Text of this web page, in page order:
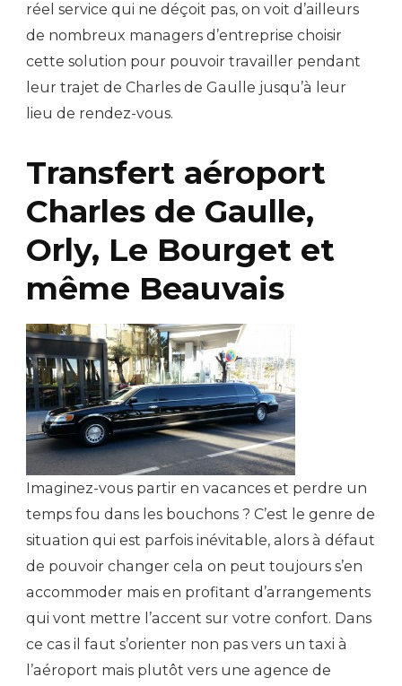
réel service qui ne déçoit pas, on voit d’ailleurs
de nombreux managers d’entreprise choisir
cette solution pour pouvoir travailler pendant
leur trajet de Charles de Gaulle jusqu’à leur
lieu de rendez-vous.
Transfert aéroport
Charles de Gaulle,
Orly, Le Bourget et
même Beauvais
Imaginez-vous partir en vacances et perdre un
temps fou dans les bouchons ? C’est le genre de
situation qui est parfois inévitable, alors à défaut
de pouvoir changer cela on peut toujours s’en
accommoder mais en profitant d’arrangements
qui vont mettre l’accent sur votre confort. Dans
ce cas il faut s’orienter non pas vers un taxi à
l’aéroport mais plutôt vers une agence de